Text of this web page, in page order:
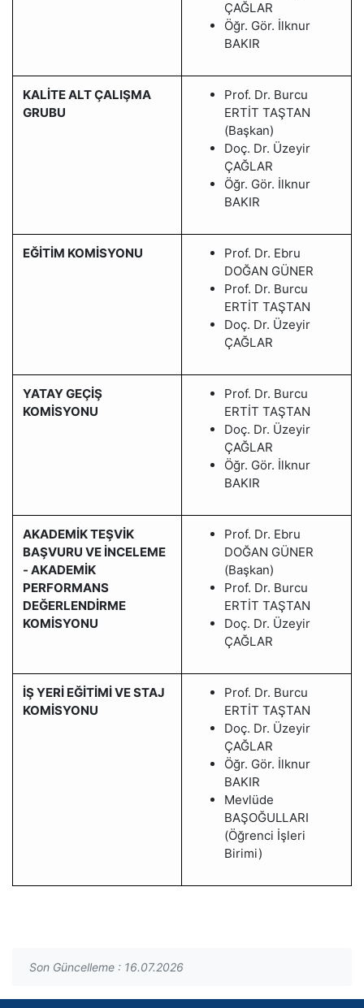
ÇAĞLAR
Öğr. Gör. İlknur
BAKIR
KALİTE ALT ÇALIŞMA
GRUBU
Prof. Dr. Burcu
ERTİT TAŞTAN
(Başkan)
Doç. Dr. Üzeyir
ÇAĞLAR
Öğr. Gör. İlknur
BAKIR
EĞİTİM KOMİSYONU
Prof. Dr. Ebru
DOĞAN GÜNER
Prof. Dr. Burcu
ERTİT TAŞTAN
Doç. Dr. Üzeyir
ÇAĞLAR
YATAY GEÇİŞ
KOMİSYONU
Prof. Dr. Burcu
ERTİT TAŞTAN
Doç. Dr. Üzeyir
ÇAĞLAR
Öğr. Gör. İlknur
BAKIR
AKADEMİK TEŞVİK
BAŞVURU VE İNCELEME
- AKADEMİK
PERFORMANS
DEĞERLENDİRME
KOMİSYONU
Prof. Dr. Ebru
DOĞAN GÜNER
(Başkan)
Prof. Dr. Burcu
ERTİT TAŞTAN
Doç. Dr. Üzeyir
ÇAĞLAR
İŞ YERİ EĞİTİMİ VE STAJ
KOMİSYONU
Prof. Dr. Burcu
ERTİT TAŞTAN
Doç. Dr. Üzeyir
ÇAĞLAR
Öğr. Gör. İlknur
BAKIR
Mevlüde
BAŞOĞULLARI
(Öğrenci İşleri
Birimi)
Son Güncelleme : 16.07.2026